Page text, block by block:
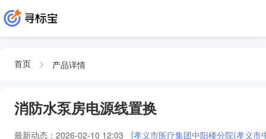
首页 产品详情
消防水泵房电源线置换
最新动态： 2026-02-10 12:03 [孝义市医疗集团中阳楼分院(孝义